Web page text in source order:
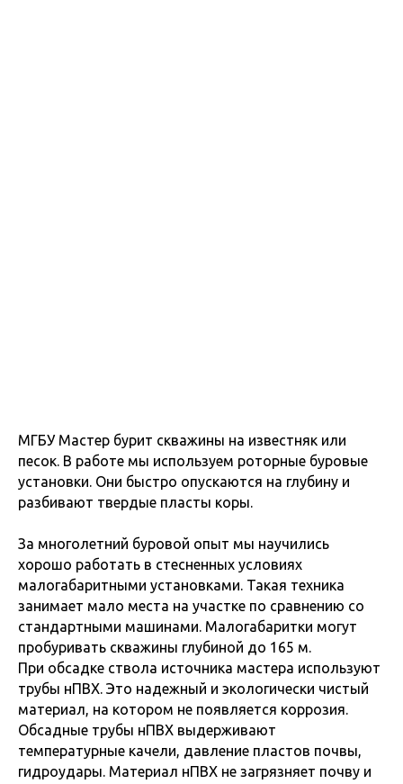
МГБУ Мастер бурит скважины на известняк или
песок. В работе мы используем роторные буровые
установки. Они быстро опускаются на глубину и
разбивают твердые пласты коры.
За многолетний буровой опыт мы научились
хорошо работать в стесненных условиях
малогабаритными установками. Такая техника
занимает мало места на участке по сравнению со
стандартными машинами. Малогабаритки могут
пробуривать скважины глубиной до 165 м.
При обсадке ствола источника мастера используют
трубы нПВХ. Это надежный и экологически чистый
материал, на котором не появляется коррозия.
Обсадные трубы нПВХ выдерживают
температурные качели, давление пластов почвы,
гидроудары. Материал нПВХ не загрязняет почву и